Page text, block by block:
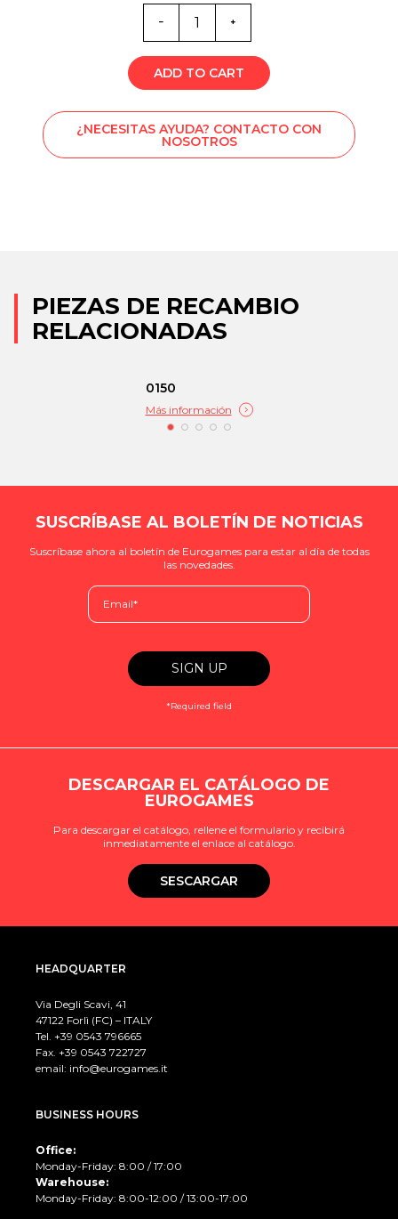
Cantidad
de
PA1-
3608
ADD TO CART
¿NECESITAS AYUDA? CONTACTO CON
NOSOTROS
PIEZAS DE RECAMBIO
RELACIONADAS
0150
Más información
SUSCRÍBASE AL BOLETÍN DE NOTICIAS
Suscríbase ahora al boletín de Eurogames para estar al día de todas
las novedades.
*Required field
DESCARGAR EL CATÁLOGO DE
EUROGAMES
Para descargar el catálogo, rellene el formulario y recibirá
inmediatamente el enlace al catálogo.
SESCARGAR
HEADQUARTER
Via Degli Scavi, 41
47122 Forlì (FC) – ITALY
Tel. +39 0543 796665
Fax. +39 0543 722727
email: info@eurogames.it
BUSINESS HOURS
Office:
Monday-Friday: 8:00 / 17:00
Warehouse:
Monday-Friday: 8:00-12:00 / 13:00-17:00